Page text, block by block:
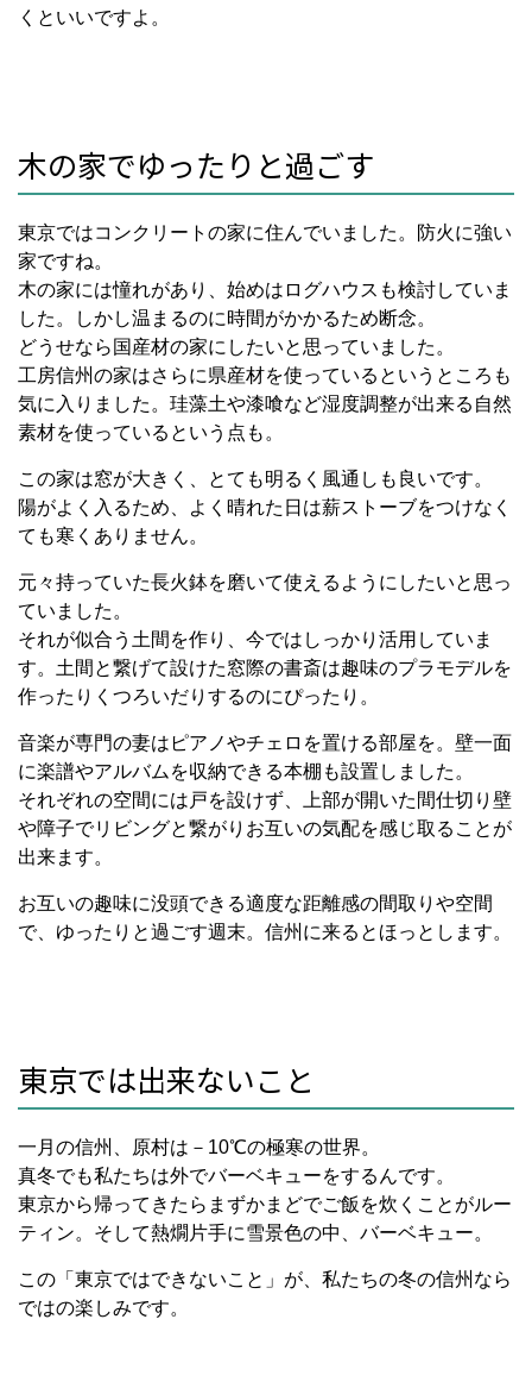
くといいですよ。
木の家でゆったりと過ごす
東京ではコンクリートの家に住んでいました。防火に強い
家ですね。
木の家には憧れがあり、始めはログハウスも検討していま
した。しかし温まるのに時間がかかるため断念。
どうせなら国産材の家にしたいと思っていました。
工房信州の家はさらに県産材を使っているというところも
気に入りました。珪藻土や漆喰など湿度調整が出来る自然
素材を使っているという点も。
この家は窓が大きく、とても明るく風通しも良いです。
陽がよく入るため、よく晴れた日は薪ストーブをつけなく
ても寒くありません。
元々持っていた長火鉢を磨いて使えるようにしたいと思っ
ていました。
それが似合う土間を作り、今ではしっかり活用していま
す。土間と繋げて設けた窓際の書斎は趣味のプラモデルを
作ったりくつろいだりするのにぴったり。
音楽が専門の妻はピアノやチェロを置ける部屋を。壁一面
に楽譜やアルバムを収納できる本棚も設置しました。
それぞれの空間には戸を設けず、上部が開いた間仕切り壁
や障子でリビングと繋がりお互いの気配を感じ取ることが
出来ます。
お互いの趣味に没頭できる適度な距離感の間取りや空間
で、ゆったりと過ごす週末。信州に来るとほっとします。
東京では出来ないこと
一月の信州、原村は－10℃の極寒の世界。
真冬でも私たちは外でバーベキューをするんです。
東京から帰ってきたらまずかまどでご飯を炊くことがルー
ティン。そして熱燗片手に雪景色の中、バーベキュー。
この「東京ではできないこと」が、私たちの冬の信州なら
ではの楽しみです。